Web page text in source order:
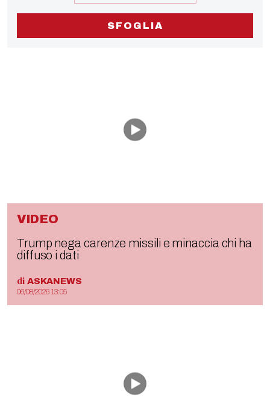
SFOGLIA
VIDEO
Trump nega carenze missili e minaccia chi ha
diffuso i dati
di ASKANEWS
06/08/2026 13:05